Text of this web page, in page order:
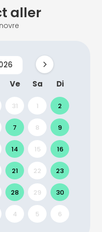
aller
Ve Sa Di
31 1 2
7 8 9
14 15 16
21 22 23
28 29 30
4 5 6